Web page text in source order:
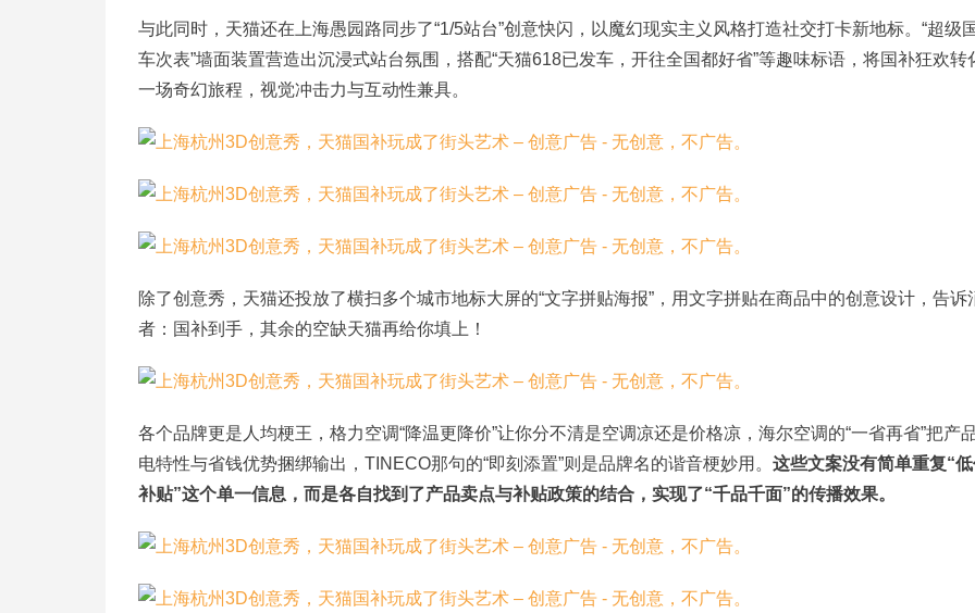
与此同时，天猫还在上海愚园路同步了“1/5站台”创意快闪，以魔幻现实主义风格打造社交打卡新地标。“超级
车次表”墙面装置营造出沉浸式站台氛围，搭配“天猫618已发车，开往全国都好省”等趣味标语，将国补狂欢转
一场奇幻旅程，视觉冲击力与互动性兼具。
除了创意秀，天猫还投放了横扫多个城市地标大屏的“文字拼贴海报”，用文字拼贴在商品中的创意设计，告诉
者：国补到手，其余的空缺天猫再给你填上！
各个品牌更是人均梗王，格力空调“降温更降价”让你分不清是空调凉还是价格凉，海尔空调的“一省再省”把产
电特性与省钱优势捆绑输出，TINECO那句的“即刻添置”则是品牌名的谐音梗妙用。 这些文案没有简单重复“
补贴”这个单一信息，而是各自找到了产品卖点与补贴政策的结合，实现了“千品千面”的传播效果。